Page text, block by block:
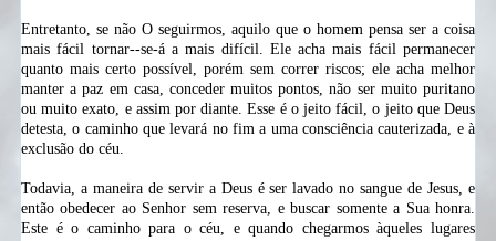
Entretanto, se não O seguirmos, aquilo que o homem pensa ser a coisa
mais fácil tornar--se-á a mais difícil. Ele acha mais fácil permanecer
quanto mais certo possível, porém sem correr riscos; ele acha melhor
manter a paz em casa, conceder muitos pontos, não ser muito puritano
ou muito exato, e assim por diante. Esse é o jeito fácil, o jeito que Deus
detesta, o caminho que levará no fim a uma consciênciacauterizada, e à
exclusão do céu.
Todavia, a maneira de servir a Deus é ser lavado no sangue de Jesus, e
então obedecer ao Senhor sem reserva, e buscar somente a Sua honra.
Este é o caminho para o céu, e quando chegarmos àqueles lugares